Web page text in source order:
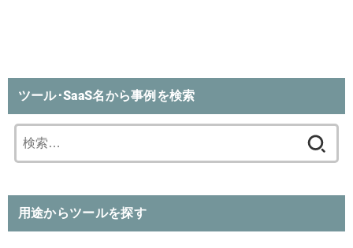
ツール･SaaS名から事例を検索
索:
用途からツールを探す